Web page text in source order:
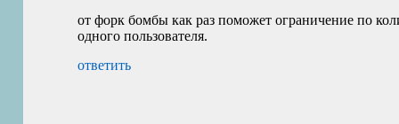
от форк бомбы как раз поможет ограничение по
одного пользователя.
ответить